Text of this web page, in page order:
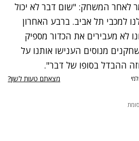
לאחר המשחק: "שום דבר לא יכול
למכבי תל אביב. ברבע האחרון
לא מעבירים את הכדור מספיק
מנוסים הענישו אותנו על
ההבדל בסופו של דבר".
מצאתם טעות לשון?